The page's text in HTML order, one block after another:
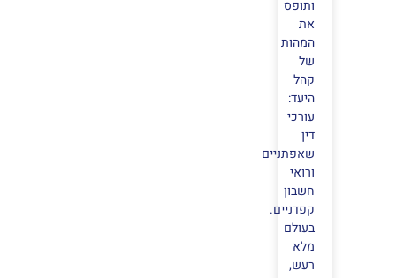
ותופס
את
המהות
של
קהל
היעד:
עורכי
דין
שאפתניים
ורואי
חשבון
קפדניים.
בעולם
מלא
רעש,